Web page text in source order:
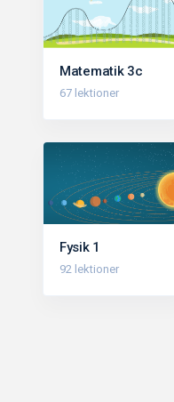
Matematik 3c
67 lektioner
Fysik 1
92 lektioner